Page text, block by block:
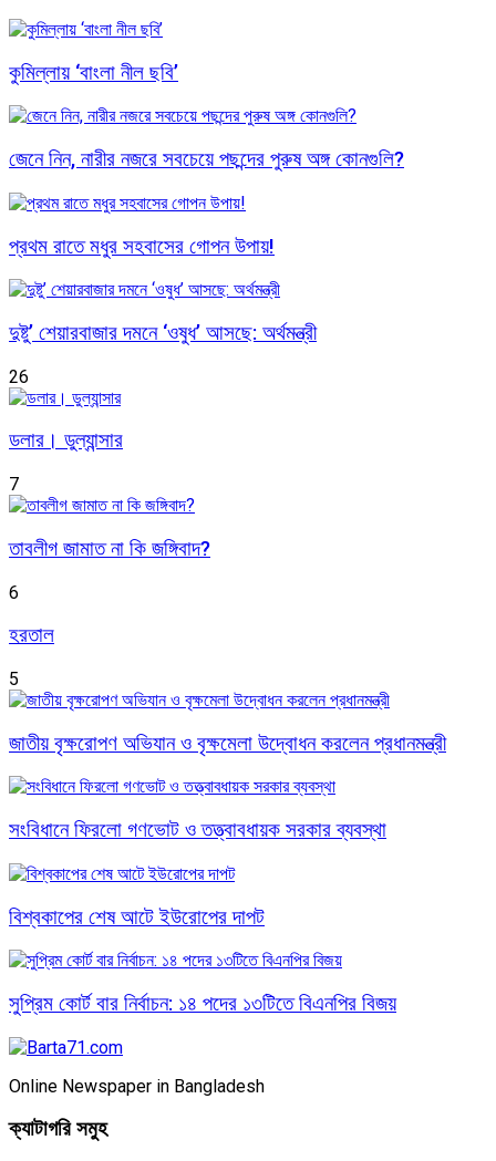
কুমিল্লায় ‘বাংলা নীল ছবি’
জেনে নিন, নারীর নজরে সবচেয়ে পছন্দের পুরুষ অঙ্গ কোনগুলি?
প্রথম রাতে মধুর সহবাসের গোপন উপায়!
দুষ্টু’ শেয়ারবাজার দমনে ‘ওষুধ’ আসছে: অর্থমন্ত্রী
26
ডলার। ডুল্যান্সার
7
তাবলীগ জামাত না কি জঙ্গিবাদ?
6
হরতাল
5
জাতীয় বৃক্ষরোপণ অভিযান ও বৃক্ষমেলা উদ্বোধন করলেন প্রধানমন্ত্রী
সংবিধানে ফিরলো গণভোট ও তত্ত্বাবধায়ক সরকার ব্যবস্থা
বিশ্বকাপের শেষ আটে ইউরোপের দাপট
সুপ্রিম কোর্ট বার নির্বাচন: ১৪ পদের ১৩টিতে বিএনপির বিজয়
Online Newspaper in Bangladesh
ক্যাটাগরি সমুহ